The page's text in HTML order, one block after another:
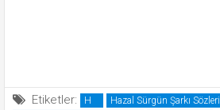
Etiketler: H
Hazal Sürgün Şarkı Sözleri